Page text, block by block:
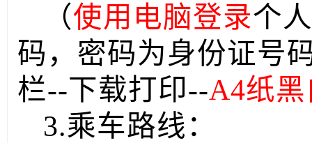
（使用电脑登录个
码，密码为身份证号
栏--下载打印--A4纸
3.乘车路线：